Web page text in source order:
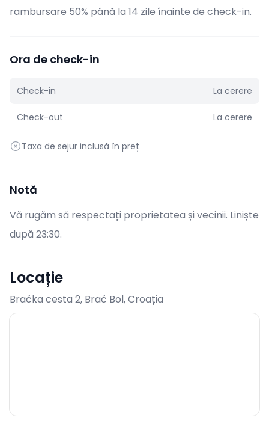
rambursare 50% până la 14 zile înainte de check-in.
Ora de check-in
Check-in La cerere
Check-out La cerere
Taxa de sejur inclusă în preț
Notă
Vă rugăm să respectați proprietatea și vecinii. Liniște
după 23:30.
Locație
Bračka cesta 2, Brač Bol, Croația